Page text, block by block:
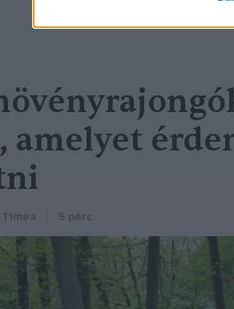
amelyet
5 perc